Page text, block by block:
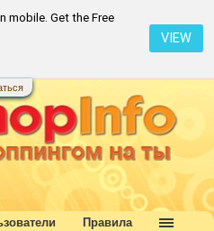
mobile. Get the Free
VIEW
Правила